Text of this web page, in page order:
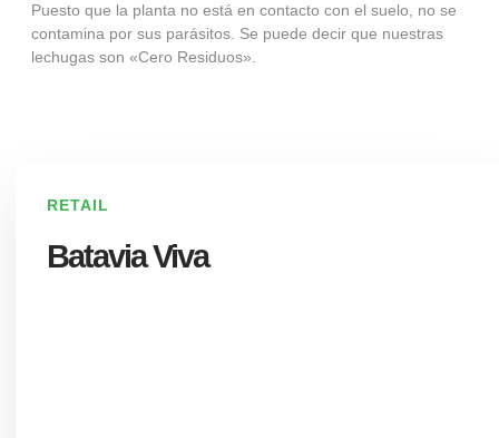
Puesto que la planta no está en contacto con el suelo, no se
contamina por sus parásitos. Se puede decir que nuestras
lechugas son «Cero Residuos».
RETAIL
Batavia Viva